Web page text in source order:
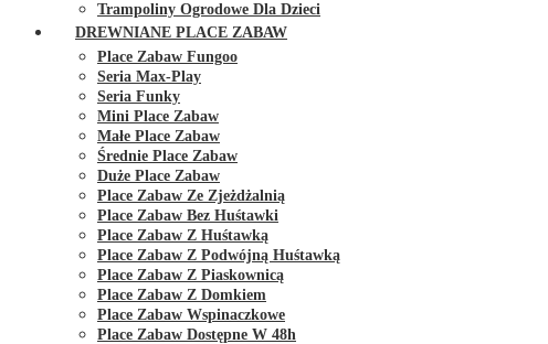
Trampoliny Ogrodowe Dla Dzieci
DREWNIANE PLACE ZABAW
Place Zabaw Fungoo
Seria Max-Play
Seria Funky
Mini Place Zabaw
Małe Place Zabaw
Średnie Place Zabaw
Duże Place Zabaw
Place Zabaw Ze Zjeżdżalnią
Place Zabaw Bez Huśtawki
Place Zabaw Z Huśtawką
Place Zabaw Z Podwójną Huśtawką
Place Zabaw Z Piaskownicą
Place Zabaw Z Domkiem
Place Zabaw Wspinaczkowe
Place Zabaw Dostępne W 48h